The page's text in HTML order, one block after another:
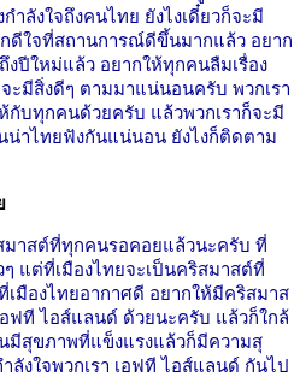
ลังใจถึงคนไทย ยังไงเดี๋ยวก็จะมี
ดีใจที่สถานการณ์ดีขึ้นมากแล้ว อยาก
งปีใหม่แล้ว อยากให้ทุกคนลืมเรื่อง
ะมีสิ่งดีๆ ตามมาแน่นอนครับ พวกเรา
กับทุกคนด้วยครับ แล้วพวกเราก็จะมี
น่าไทยฟังกันแน่นอน ยังไงก็ติดตาม
มาสต์ที่ทุกคนรอคอยแล้วนะครับ ที่
แต่ที่เมืองไทยจะเป็นคริสมาสต์ที่
มืองไทยอากาศดี อยากให้มีคริสมาส
ฟที ไอส์แลนด์ ด้วยนะครับ แล้วก็ใกล้
มีสุขภาพที่แข็งแรงแล้วก็มีความสุ
ลังใจพวกเรา เอฟที ไอส์แลนด์ กันไป